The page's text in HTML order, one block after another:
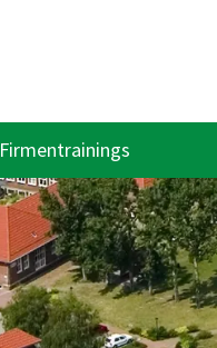
Firmentrainings